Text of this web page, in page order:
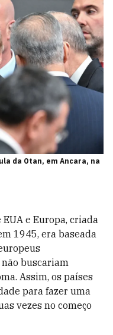
da Otan, em Ancara, na
e Europa, criada
1945, era baseada
buscariam
Assim, os países
para fazer uma
vezes no começo